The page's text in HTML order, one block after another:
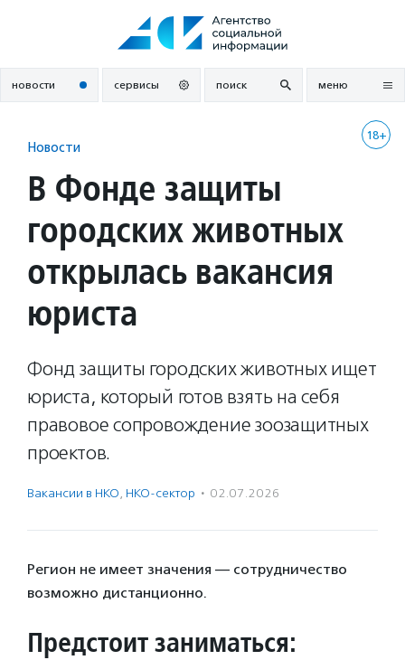
новости сервисы поиск меню
18+
Новости
В Фонде защиты
городских животных
открылась вакансия
юриста
Фонд защиты городских животных ищет
юриста, который готов взять на себя
правовое сопровождение зоозащитных
проектов.
Вакансии в НКО, НКО-сектор · 02.07.2026
Регион не имеет значения — сотрудничество
возможно дистанционно.
Предстоит заниматься: